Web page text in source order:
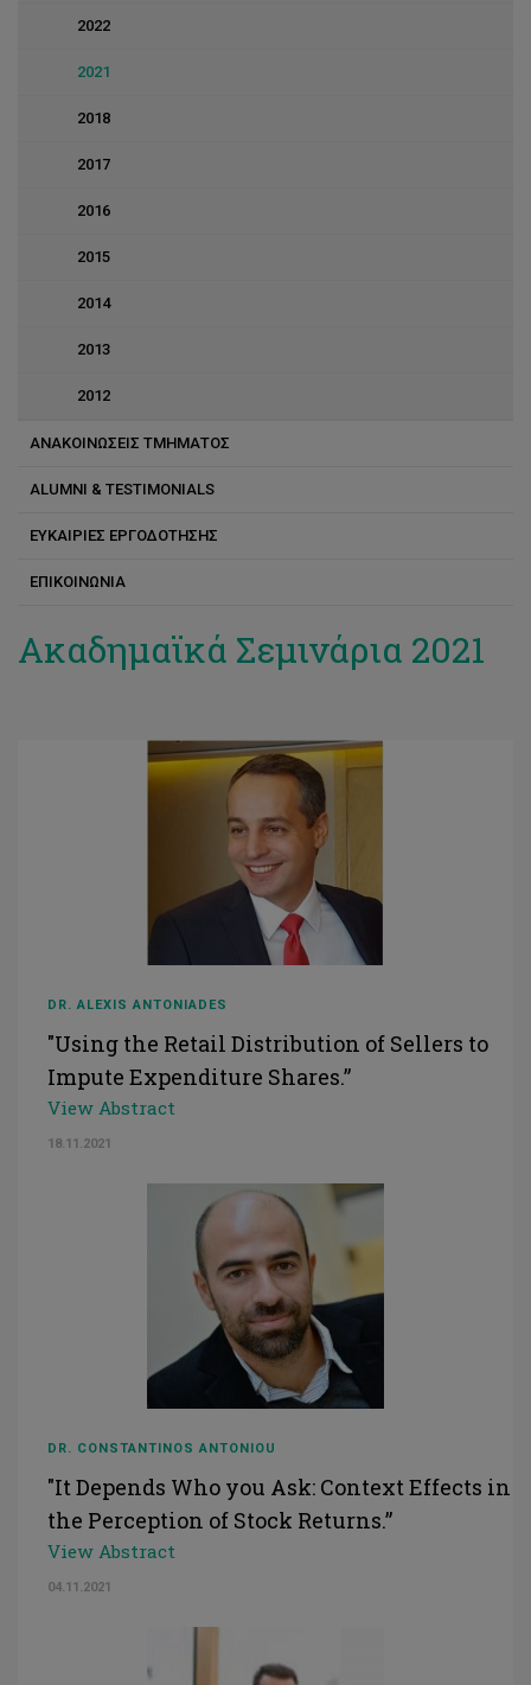
2022
2021
2018
2017
2016
2015
2014
2013
2012
ΑΝΑΚΟΙΝΩΣΕΙΣ ΤΜΗΜΑΤΟΣ
ALUMNI & TESTIMONIALS
ΕΥΚΑΙΡΙΕΣ ΕΡΓΟΔΟΤΗΣΗΣ
ΕΠΙΚΟΙΝΩΝΙΑ
Ακαδημαϊκά Σεμινάρια 2021
DR. ALEXIS ANTONIADES
"Using the Retail Distribution of Sellers to
Impute Expenditure Shares.”
View Abstract
18.11.2021
DR. CONSTANTINOS ANTONIOU
"It Depends Who you Ask: Context Effects in
the Perception of Stock Returns.”
View Abstract
04.11.2021